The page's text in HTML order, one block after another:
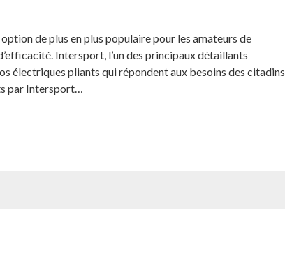
de plus en plus populaire pour les amateurs de
Intersport, l’un des principaux détaillants
électriques pliants qui répondent aux besoins des citadins
par Intersport…